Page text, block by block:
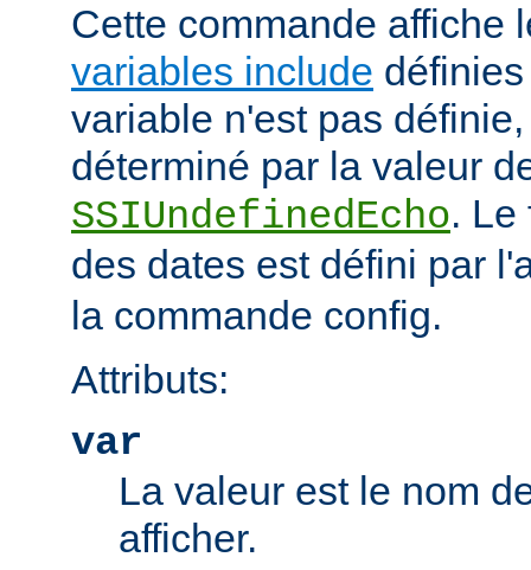
Cette commande affiche
variables include
variable n'est pas
déterminé par la valeur
SSIUndefinedEcho. Le
des dates est défini par
la commande config.
Attributs:
var
La valeur est le nom
afficher.